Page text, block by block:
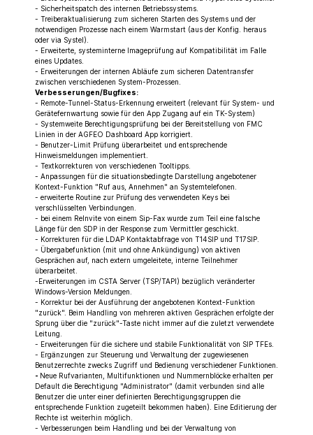
- Sicherheitspatch des internen Betriebssystems.
- Treiberaktualisierung zum sicheren Starten des Systems und der
notwendigen Prozesse nach einem Warmstart (aus der Konfig. heraus
oder via Systel).
- Erweiterte, systeminterne Imageprüfung auf Kompatibilität im Falle
eines Updates.
- Erweiterungen der internen Abläufe zum sicheren Datentransfer
zwischen verschiedenen System-Prozessen.
Verbesserungen/Bugfixes:
- Remote-Tunnel-Status-Erkennung erweitert (relevant für System- und
Gerätefernwartung sowie für den App Zugang auf ein TK-System)
- Systemweite Berechtigungsprüfung bei der Bereitstellung von FMC
Linien in der AGFEO Dashboard App korrigiert.
- Benutzer-Limit Prüfung überarbeitet und entsprechende
Hinweismeldungen implementiert.
- Textkorrekturen von verschiedenen Tooltipps.
- Anpassungen für die situationsbedingte Darstellung angebotener
Kontext-Funktion "Ruf aus, Annehmen" an Systemtelefonen.
- erweiterte Routine zur Prüfung des verwendeten Keys bei
verschlüsselten Verbindungen.
- bei einem ReInvite von einem Sip-Fax wurde zum Teil eine falsche
Länge für den SDP in der Response zum Vermittler geschickt.
- Korrekturen für die LDAP Kontaktabfrage von T14SIP und T17SIP.
- Übergabefunktion (mit und ohne Ankündigung) von aktiven
Gesprächen auf, nach extern umgeleitete, interne Teilnehmer
überarbeitet.
-Erweiterungen im CSTA Server (TSP/TAPI) bezüglich veränderter
Windows-Version Meldungen.
- Korrektur bei der Ausführung der angebotenen Kontext-Funktion
"zurück". Beim Handling von mehreren aktiven Gesprächen erfolgte der
Sprung über die "zurück"-Taste nicht immer auf die zuletzt verwendete
Leitung.
- Erweiterungen für die sichere und stabile Funktionalität von SIP TFEs.
- Ergänzungen zur Steuerung und Verwaltung der zugewiesenen
Benutzerrechte zwecks Zugriff und Bedienung verschiedener Funktionen.
- Neue Rufvarianten, Multifunktionen und Nummernblöcke erhalten per
Default die Berechtigung "Administrator" (damit verbunden sind alle
Benutzer die unter einer definierten Berechtigungsgruppen die
entsprechende Funktion zugeteilt bekommen haben). Eine Editierung der
Rechte ist weiterhin möglich.
- Verbesserungen beim Handling und bei der Verwaltung von